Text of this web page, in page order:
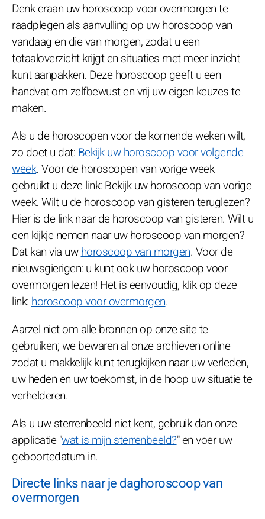
Denk eraan uw horoscoop voor overmorgen te
raadplegen als aanvulling op uw horoscoop van
vandaag en die van morgen, zodat u een
totaaloverzicht krijgt en situaties met meer inzicht
kunt aanpakken. Deze horoscoop geeft u een
handvat om zelfbewust en vrij uw eigen keuzes te
maken.
Als u de horoscopen voor de komende weken wilt,
zo doet u dat:Bekijk uw horoscoop voor volgende
week. Voor de horoscopen van vorige week
gebruikt u deze link: Bekijk uw horoscoop van vorige
week. Wilt u de horoscoop van gisteren teruglezen?
Hier is de link naar de horoscoop van gisteren. Wilt u
een kijkje nemen naar uw horoscoop van morgen?
Dat kan via uwhoroscoop van morgen. Voor de
nieuwsgierigen: u kunt ook uw horoscoop voor
overmorgen lezen! Het is eenvoudig, klik op deze
link:horoscoop voor overmorgen.
Aarzel niet om alle bronnen op onze site te
gebruiken; we bewaren al onze archieven online
zodat u makkelijk kunt terugkijken naar uw verleden,
uw heden en uw toekomst, in de hoop uw situatie te
verhelderen.
Als u uw sterrenbeeld niet kent, gebruik dan onze
applicatie "wat is mijn sterrenbeeld?" en voer uw
geboortedatum in.
Directe links naar je daghoroscoop van
overmorgen